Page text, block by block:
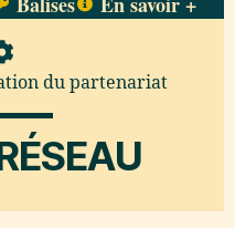
du partenariat